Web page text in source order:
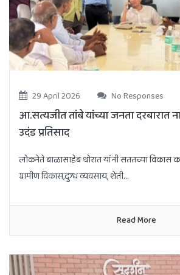
29 April 2026 No Responses
आ.सत्यजीत तांबे यांच्या जनता दरबारात
उदंड प्रतिसाद
लोकनेते बाळासाहेब थोरात यांनी सततच्या विकास
ग्रामीण विकास,दुग्ध व्यवसाय, शेती...
Read More